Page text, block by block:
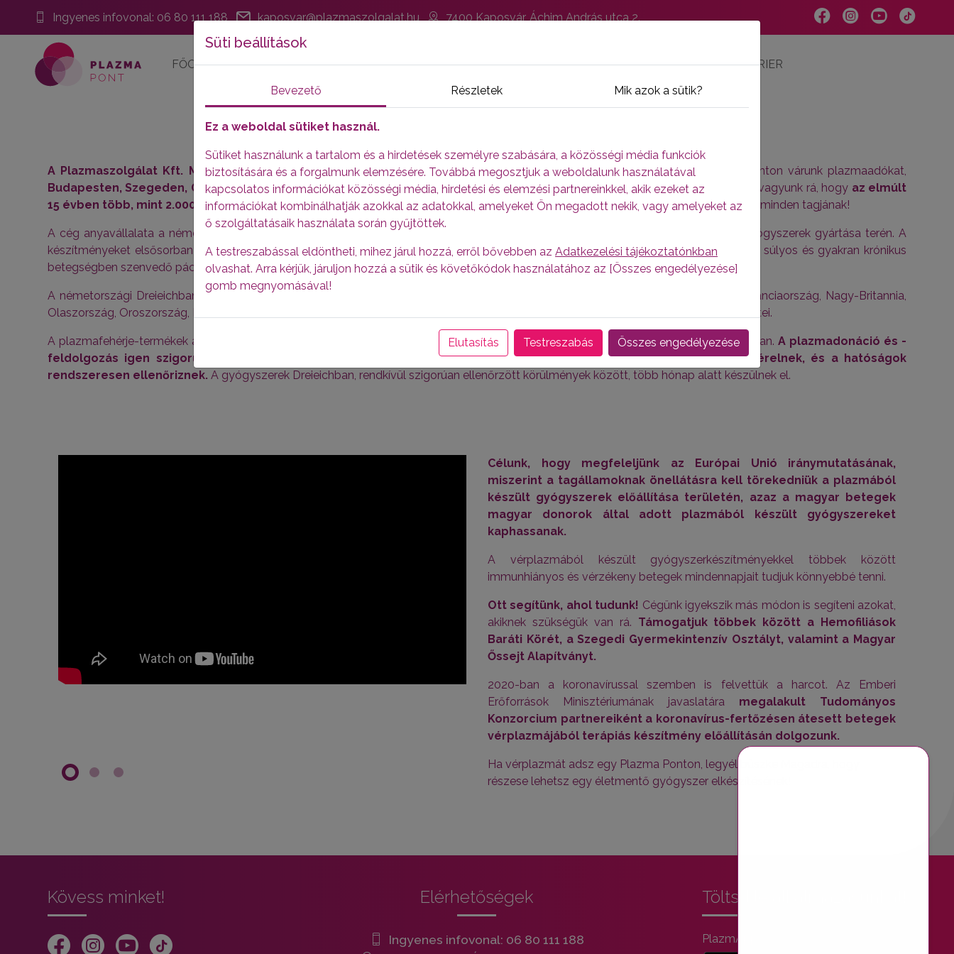
Ingyenes infovonal: 06 80 111 188 kaposvar@plazmaszolgalat.hu 7400 Kaposvár, Áchim András utca 2.
FŐOLDAL IDŐPONTFOGLALÁS PLAZMAADÁSRÓL AKCIÓK VÉRADÁS RÓLUNK KARRIER
CÉGTÖRTÉNET
A Plazmaszolgálat Kft. Magyarországon 2009 ótaműködtet plazmaferezis állomásokat. Országosan összesen 12 Plazma Ponton várunk plazmaadókat,
Budapesten, Szegeden, Győrben, Székesfehérváron, Debrecenben, Kaposváron ,Szombathelyen és Sopronban. Büszkék vagyunk rá, hogy az elmúlt
15 évben több, mint 2.000.000 plazmaadást bonyolítottunk le. Ezért hálásak vagyunk dolgozóinknak és plazmaadó közösségünk minden tagjának!
A cég anyavállalata a németországi székhelyű Biotest AG, amely nagy múltra tekint vissza plazmafehérje-termékek és biológiai gyógyszerek gyártása terén. A
készítményeket elsősorban a klinikai immunológia, a hematológia és az intenzív betegellátás területén alkalmazzák. Ezek a termékek súlyos és gyakran krónikus
betegségben szenvedő páciensek célzott kezelését biztosítják, lehetővé téve, hogy minél teljesebb életet éljenek.
A németországi Dreieichban (Frankfurt mellett) található vállalati központon kívül a Biotestnek nyolc európai országban (Ausztria, Franciaország, Nagy-Britannia,
Olaszország, Oroszország, Magyarország, Spanyolország, Svájc), valamint Brazíliában vannak leányvállalatai és kereskedelmi képviseletei.
A plazmafehérje-termékek alapanyaga emberi vérplazma. A Biotest plazmaferezis útján gyűjti be a plazmát saját európai központjaiban. A plazmadonáció és -
feldolgozás igen szigorú biztonsági előírások és szabályozások szerint történik, melyet nemzetközi irányelvek vezérelnek, és a hatóságok
rendszeresen ellenőriznek. A gyógyszerek Dreieichban, rendkívül szigorúan ellenőrzött körülmények között, több hónap alatt készülnek el.
Célunk, hogy megfeleljünk az Európai Unió iránymutatásának,
miszerint a tagállamoknak önellátásra kell törekedniük a plazmából
készült gyógyszerek előállítása területén, azaz a magyar betegek
magyar donorok által adott plazmából készült gyógyszereket
kaphassanak.
A vérplazmából készült gyógyszerkészítményekkel többek között
immunhiányos és vérzékeny betegek mindennapjait tudjuk könnyebbé tenni.
Ott segítünk, ahol tudunk! Cégünk igyekszik más módon is segíteni azokat,
akiknek szükségük van rá. Támogatjuk többek között a Hemofiliások
Baráti Körét, a Szegedi Gyermekintenzív Osztályt, valamint a Magyar
Őssejt Alapítványt.
2020-ban a koronavírussal szemben is felvettük a harcot. Az Emberi
Erőforrások Minisztériumának javaslatára megalakult Tudományos
Konzorcium partnereiként a koronavírus-fertőzésen átesett betegek
vérplazmájából terápiás készítmény előállításán dolgozunk.
Ha vérplazmát adsz egy Plazma Ponton, legyél büszke Magadra, hogy
részese lehetsz egy életmentő gyógyszer elkészítésének!
Kövess minket! Elérhetőségek
Ingyenes infovonal: 06 80 111 188
Töltsd le alkalmazásunkat!
PlazmApp
Süti beállítások
Bevezető Részletek Mik azok a sütik?
Ez a weboldal sütiket használ.
Sütiket használunk a tartalom és a hirdetések személyre szabására, a közösségi média funkciók
biztosítására és a forgalmunk elemzésére. Továbbá megosztjuk a weboldalunk használatával
kapcsolatos információkat közösségi média, hirdetési és elemzési partnereinkkel, akik ezeket az
információkat kombinálhatják azokkal az adatokkal, amelyeket Ön megadott nekik, vagy amelyeket az
ő szolgáltatásaik használata során gyűjtöttek.
A testreszabással eldöntheti, mihez járul hozzá, erről bővebben az Adatkezelési tájékoztatónkban
olvashat. Arra kérjük, járuljon hozzá a sütik és követőkódok használatához az [Összes engedélyezése]
gomb megnyomásával!
Elutasítás Testreszabás Összes engedélyezése